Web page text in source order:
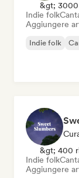
&gt; 3000
Indie folk
Aggiungere
Indie folk
&gt; 400
Indie folk
Aggiungere